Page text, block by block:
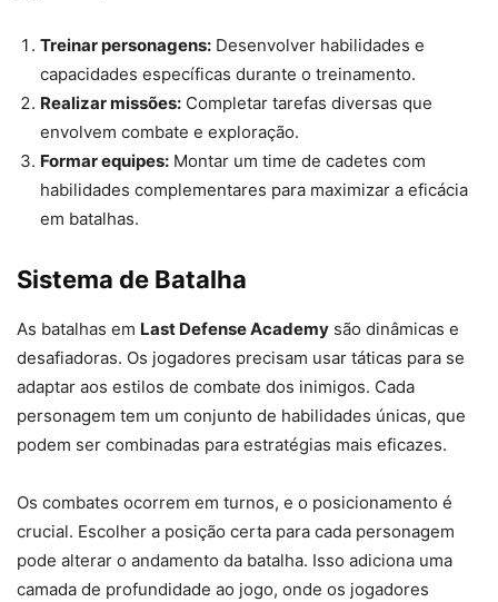
Treinar personagens: Desenvolver habilidades e
capacidades específicas durante o treinamento.
Realizar missões: Completar tarefas diversas que
envolvem combate e exploração.
Formar equipes: Montar um time de cadetes com
habilidades complementares para maximizar a eficácia
em batalhas.
Sistema de Batalha
As batalhas em Last Defense Academy são dinâmicas e
desafiadoras. Os jogadores precisam usar táticas para se
adaptar aos estilos de combate dos inimigos. Cada
personagem tem um conjunto de habilidades únicas, que
podem ser combinadas para estratégias mais eficazes.
Os combates ocorrem em turnos, e o posicionamento é
crucial. Escolher a posição certa para cada personagem
pode alterar o andamento da batalha. Isso adiciona uma
camada de profundidade ao jogo, onde os jogadores